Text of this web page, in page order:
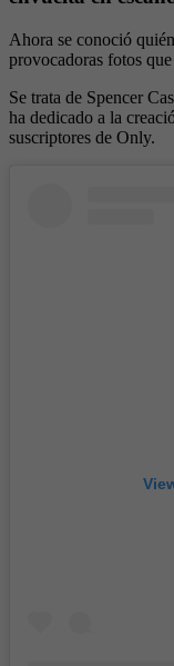
Ahora se conoció
provocadoras fotos
Se trata de Spencer
ha dedicado a la
suscriptores de Only.